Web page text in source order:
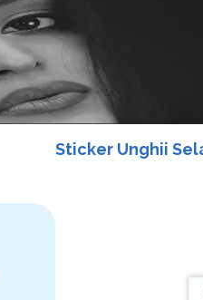
Sticker Unghii